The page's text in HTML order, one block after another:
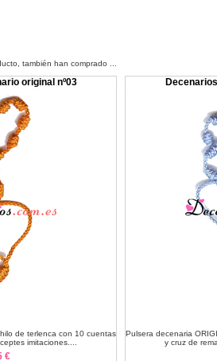
también han comprado ...
original nº03
de terlenca con 10 cuentas
imitaciones....
€
Pulsera decenaria
y cruz de